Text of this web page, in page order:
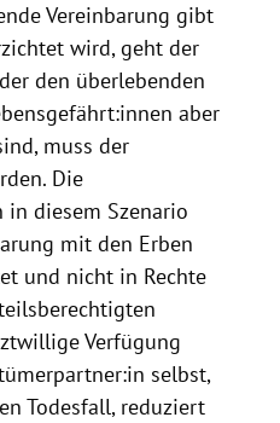
Vereinbarung gibt
wird, geht der
den überlebenden
aber
muss der
Die
diesem Szenario
mit den Erben
und nicht in Rechte
Verfügung
selbst,
Todesfall, reduziert